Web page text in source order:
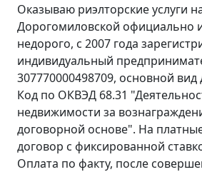
Оказываю риэлторские услуги
Дорогомиловской официально
недорого, с 2007 года
индивидуальный
307770000498709, основной вид
Код по ОКВЭД 68.31
недвижимости за
договорной основе". На
договор с фиксированной
Оплата по факту, после